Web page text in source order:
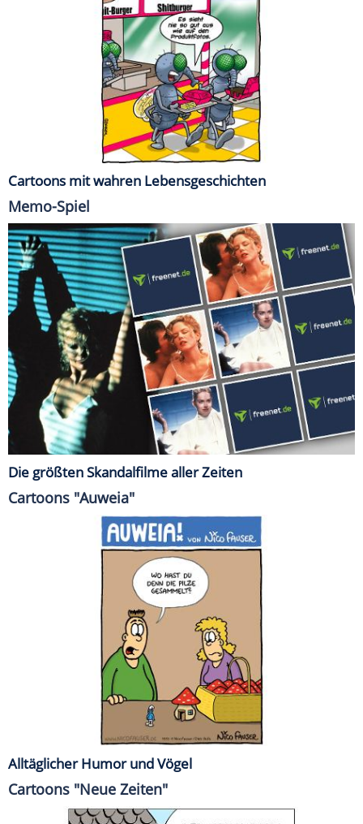
Cartoons mit wahren Lebensgeschichten
Memo-Spiel
Die größten Skandalfilme aller Zeiten
Cartoons "Auweia"
Alltäglicher Humor und Vögel
Cartoons "Neue Zeiten"